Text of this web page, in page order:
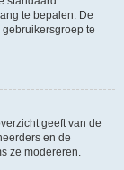
te bepalen. De
te
geeft van de
en de
ze modereren.